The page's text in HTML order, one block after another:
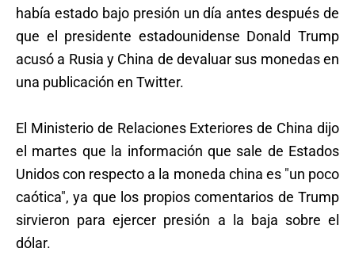
había estado bajo presión un día antes después de
que el presidente estadounidense Donald Trump
acusó a Rusia y China de devaluar sus monedas en
una publicación en Twitter.
El Ministerio de Relaciones Exteriores de China dijo
el martes que la información que sale de Estados
Unidos con respecto a la moneda china es "un poco
caótica", ya que los propios comentarios de Trump
sirvieron para ejercer presión a la baja sobre el
dólar.